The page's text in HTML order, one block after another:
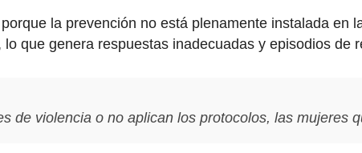
la prevención no está plenamente instalada en
que genera respuestas inadecuadas y episodios de
de violencia o no aplican los protocolos, las mujeres